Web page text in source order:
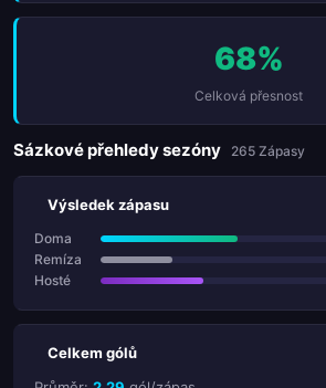
68%
Celková přesnost
Sázkové přehledy sezóny 265 Zápasy
Výsledek zápasu
Doma
Remíza
Hosté
Celkem gólů